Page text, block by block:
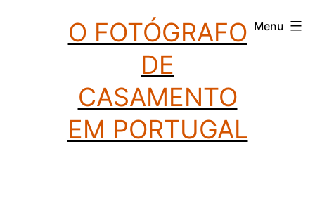
O FOTÓGRAFO
DE
CASAMENTO
EM PORTUGAL
Menu